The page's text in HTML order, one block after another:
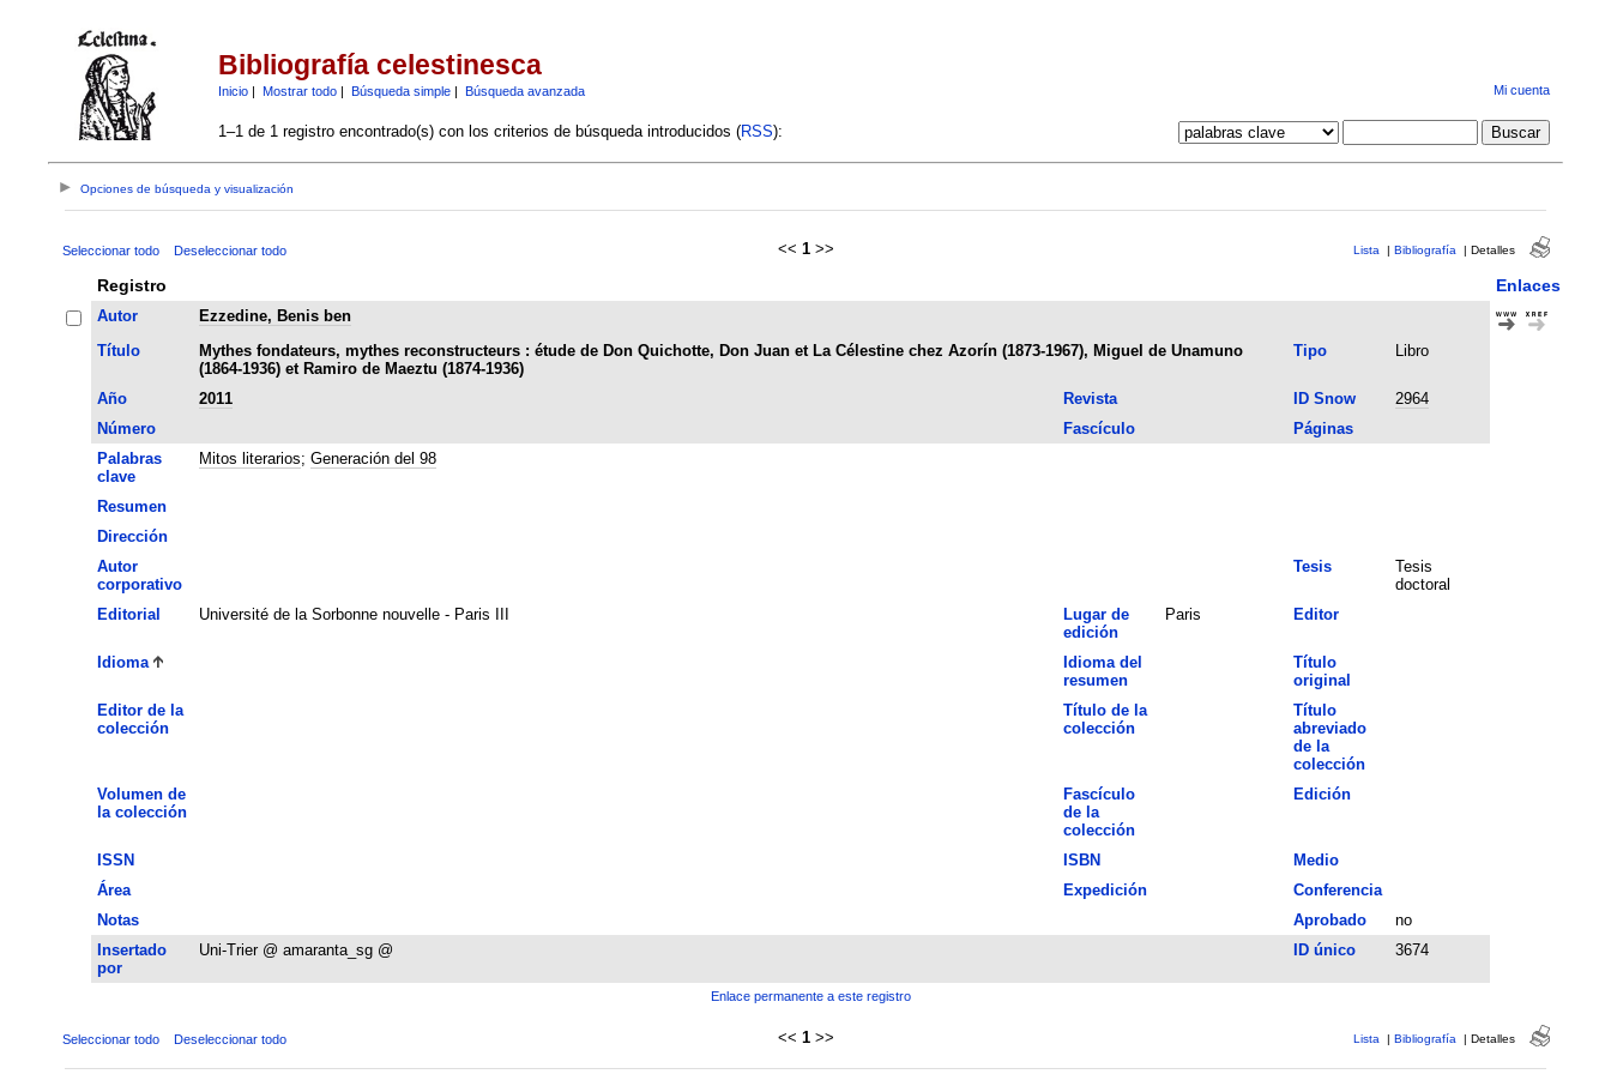
Bibliografía celestinesca
Inicio| Mostrar todo| Búsqueda simple| Búsqueda avanzada Mi cuenta
1–1 de 1 registro encontrado(s) con los criterios de búsqueda introducidos (RSS):
Opciones de búsqueda y visualización
Seleccionar todo Deseleccionar todo << 1 >> Lista | Bibliografía | Detalles
Registro Enlaces
Autor
Ezzedine, Benis ben
Título
Mythes fondateurs, mythes reconstructeurs : étude de Don Quichotte, Don Juan et La Célestine chez Azorín (1873-1967), Miguel de Unamuno
(1864-1936) et Ramiro de Maeztu (1874-1936)
Tipo Libro
Año 2011 Revista ID Snow
2964
Número
Fascículo
Páginas
Palabras
clave
Mitos literarios; Generación del 98
Resumen
Dirección
Autor
corporativo
Tesis
Tesis
doctoral
Editorial
Université de la Sorbonne nouvelle - Paris III
Lugar de
edición
Paris Editor
Idioma
Idioma del
resumen
Título
original
Editor de la
colección
Título de la
colección
Título
abreviado
de la
colección
Volumen de
la colección
Fascículo
de la
colección
Edición
ISSN ISBN
Medio
Área
Expedición
Conferencia
Notas
Aprobado
no
Insertado
por
Uni-Trier @ amaranta_sg @ ID único 3674
Enlace permanente a este registro
Seleccionar todo Deseleccionar todo << 1 >> Lista | Bibliografía | Detalles